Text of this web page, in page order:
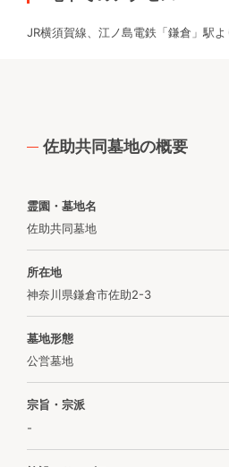
JR横須賀線、江ノ島電鉄「鎌倉」駅
佐助共同墓地の概要
霊園・墓地名
佐助共同墓地
所在地
神奈川県鎌倉市佐助2-3
墓地形態
公営墓地
宗旨・宗派
-